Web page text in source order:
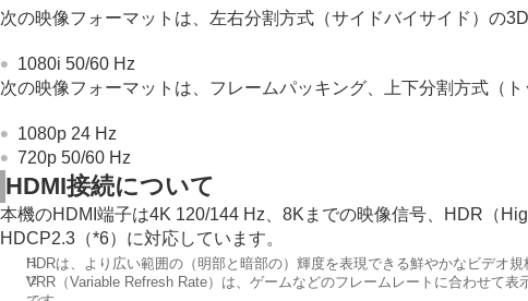
次の映像フォーマットは、左右分割方式（サイドバイサイド）の
1080i 50/60 Hz
次の映像フォーマットは、フレームパッキング、上下分割方式（
1080p 24 Hz
720p 50/60 Hz
HDMI接続について
本機のHDMI 端子は4K 120/144 Hz 8K までの映像信号、 HDR （
HDCP2.3 （*6）に対応しています。
*1
HDRは、より広い範囲の（明部と暗部の）輝度を表現できる鮮やかなビデオ規
*2
VRR （Variable Refresh Rate）は、ゲームなどのフレームレートに合わせて